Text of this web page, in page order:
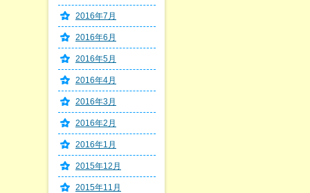
2016年7月
2016年6月
2016年5月
2016年4月
2016年3月
2016年2月
2016年1月
2015年12月
2015年11月